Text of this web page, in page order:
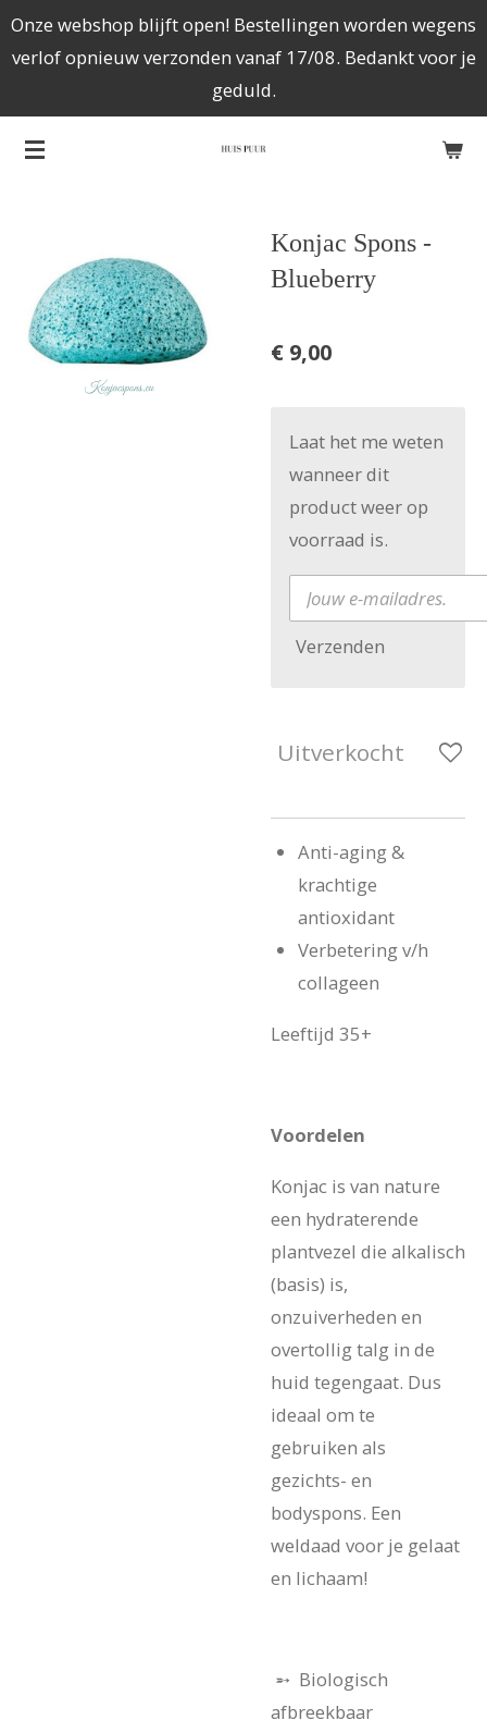
Ga
direct
de
hoofdinhoud
Onze webshop blijft open! Bestellingen worden wegens
verlof opnieuw verzonden vanaf 17/08. Bedankt voor je
geduld.
Konjac Spons -
Blueberry
€ 9,00
Laat het me weten
wanneer dit
product weer op
voorraad is.
Verzenden
Uitverkocht
Anti-aging &
krachtige
antioxidant
Verbetering v/h
collageen
Leeftijd 35+
Voordelen
Konjac is van nature
een hydraterende
plantvezel die alkalisch
(basis) is,
onzuiverheden en
overtollig talg in de
huid tegengaat. Dus
ideaal om te
gebruiken als
gezichts- en
bodyspons. Een
weldaad voor je gelaat
en lichaam!
➵ Biologisch
afbreekbaar